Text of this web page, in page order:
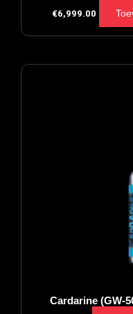
€6,999.00
Cardarine (GW-